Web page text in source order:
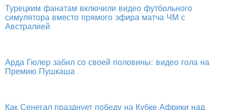
Турецким фанатам включили видео футбольного
симулятора вместо прямого эфира матча ЧМ с
Австралией
Арда Гюлер забил со своей половины: видео гола на
Премию Пушкаша
Как Сенегал празднует победу на Кубке Африки над